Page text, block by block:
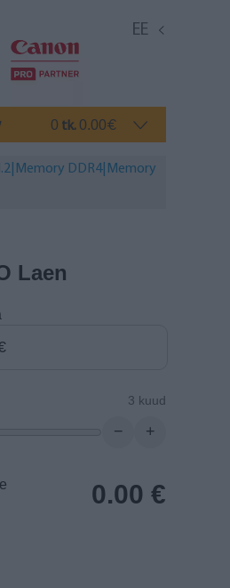
EE
0 tk. 0.00€
DDR4|Memory
Laen
3 kuud
− +
0.00 €